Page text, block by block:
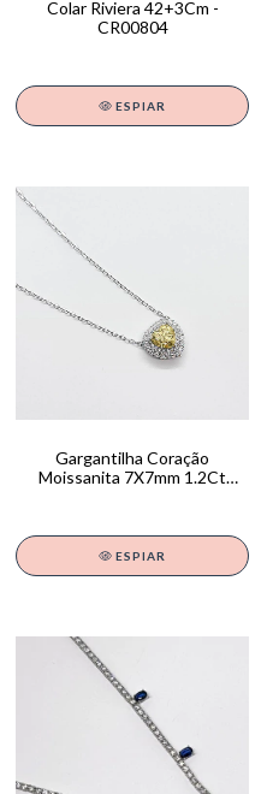
Colar Riviera 42+3Cm -
CR00804
ESPIAR
Gargantilha Coração
Moissanita 7X7mm 1.2Ct
ESPIAR